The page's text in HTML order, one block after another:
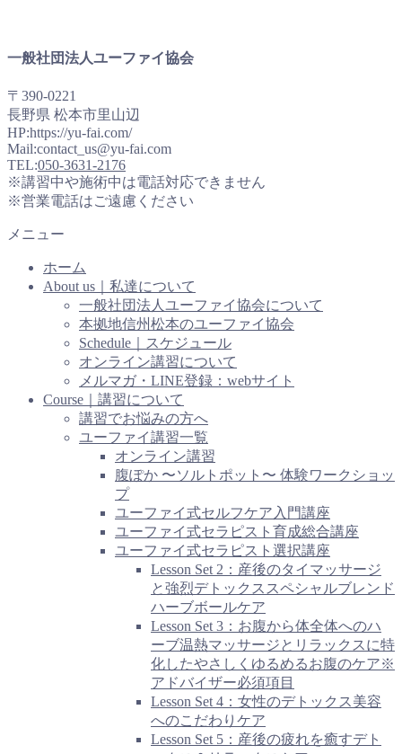
一般社団法人ユーファイ協会
〒390-0221
長野県 松本市里山辺
HP:https://yu-fai.com/
Mail:contact_us@yu-fai.com
TEL:050-3631-2176
※講習中や施術中は電話対応できません
※営業電話はご遠慮ください
メニュー
ホーム
About us｜私達について
一般社団法人ユーファイ協会について
本拠地信州松本のユーファイ協会
Schedule｜スケジュール
オンライン講習について
メルマガ・LINE登録：webサイト
Course｜講習について
講習でお悩みの方へ
ユーファイ講習一覧
オンライン講習
腹ぽか 〜ソルトポット〜 体験ワークショッ
プ
ユーファイ式セルフケア入門講座
ユーファイ式セラピスト育成総合講座
ユーファイ式セラピスト選択講座
Lesson Set 2：産後のタイマッサージ
と強烈デトックススペシャルブレンド
ハーブボールケア
Lesson Set 3：お腹から体全体へのハ
ーブ温熱マッサージとリラックスに特
化したやさしくゆるめるお腹のケア※
アドバイザー必須項目
Lesson Set 4：女性のデトックス美容
へのこだわりケア
Lesson Set 5：産後の疲れを癒すデト